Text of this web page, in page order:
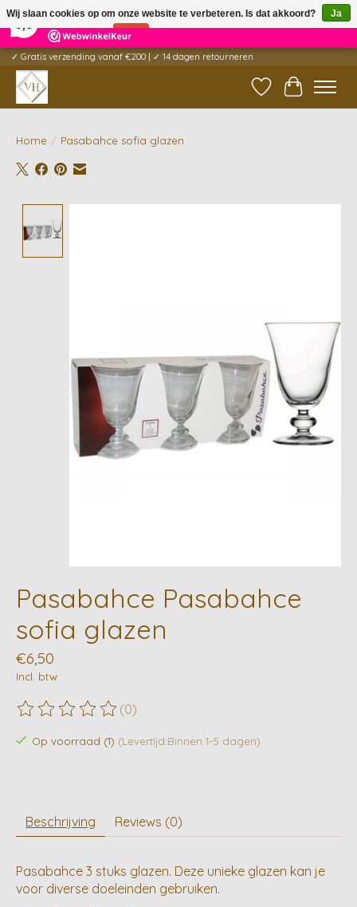
5 Reviews ×
✓ Gratis verzending vanaf €200 | ✓ 14 dagen retourneren
Verlanglijst
Home / Pasabahce sofia glazen
Pasabahce Pasabahce
sofia glazen
€6,50
Incl. btw
De beoordeling van dit product is
(0)
Op voorraad (1) (Levertijd:Binnen 1-5 dagen)
Beschrijving Reviews (0)
Pasabahce 3 stuks glazen. Deze unieke glazen kan je
voor diverse doeleinden gebruiken.
Wij slaan cookies op om onze website te verbeteren. Is dat akkoord?
Ja
Nee